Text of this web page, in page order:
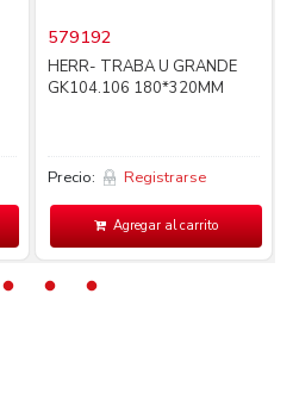
579192
HERR- TRABA U GRANDE
GK104.106 180*320MM
Precio: Registrarse
Agregar al carrito